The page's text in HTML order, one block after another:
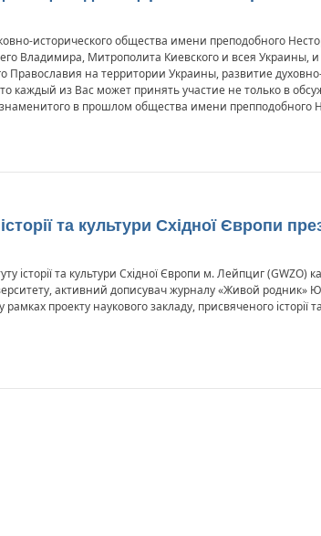
исторического общества имени преподобного
Владимира, Митрополита Киевского и всея
на территории Украины, развитие
каждый из Вас может принять участие не только в
в прошлом общества имени препподобного
та культури Східної Європи
історії та культури Східної Європи м. Лейпциг (GWZO)
активний дописувач журналу «Живой родник»
проекту наукового закладу, присвяченого історії